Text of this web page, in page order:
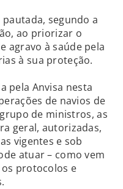
segundo a
ao priorizar o
agravo à saúde pela
à sua proteção.
pela Anvisa nesta
de navios de
de ministros, as
geral, autorizadas,
vigentes e sob
atuar – como vem
protocolos e